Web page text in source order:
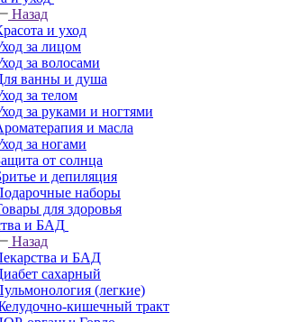
Назад
и уход
за лицом
за волосами
ванны и душа
за телом
за руками и ногтями
и масла
за ногами
от солнца
и депиляция
наборы
для здоровья
и БАД
Назад
и БАД
сахарный
(легкие)
кишечный тракт